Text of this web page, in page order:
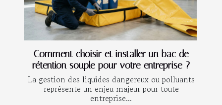
Comment choisir et installer un bac de
rétention souple pour votre entreprise ?
La gestion des liquides dangereux ou polluants
représente un enjeu majeur pour toute
entreprise...